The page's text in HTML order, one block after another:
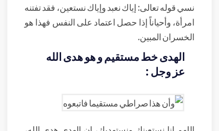
نسي قوله تعالى: إياك نعبد وإياك نستعين، فقد تفتنه
امرأة، وأحياناً إذا حصل اعتماد على النفس فهذا هو
الخسران المبين.
الهدى خط مستقيم و هو هدى الله
عز وجل :